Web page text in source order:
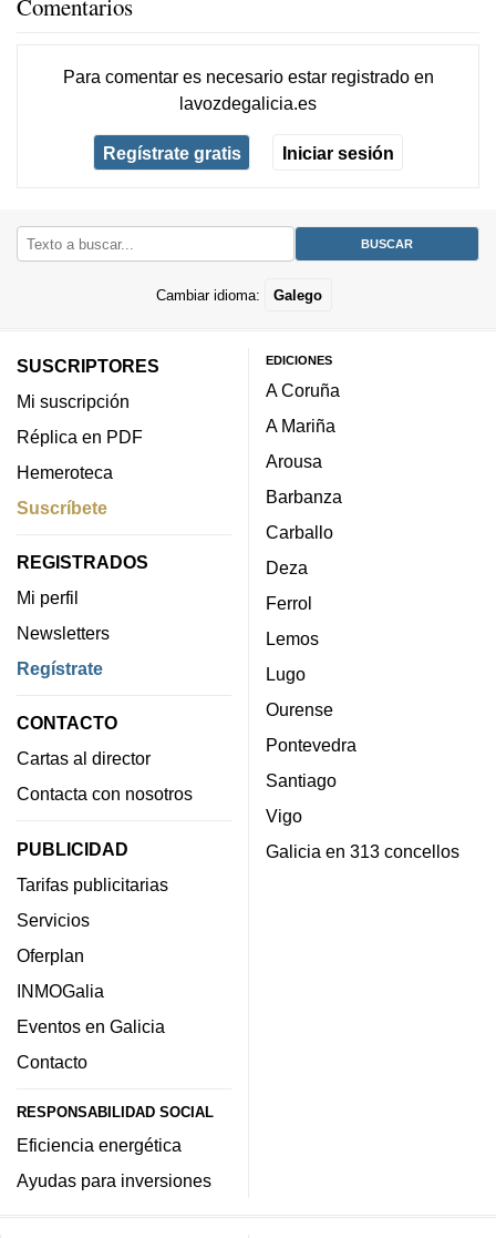
Comentarios
Para comentar es necesario estar registradoen
lavozdegalicia.es
Regístrate gratis Iniciar sesión
Cambiar idioma: Galego
SUSCRIPTORES
Mi suscripción
Réplica en PDF
Hemeroteca
Suscríbete
REGISTRADOS
Mi perfil
Newsletters
Regístrate
CONTACTO
Cartas al director
Contacta con nosotros
PUBLICIDAD
Tarifas publicitarias
Servicios
Oferplan
INMOGalia
Eventos en Galicia
Contacto
RESPONSABILIDAD SOCIAL
Eficiencia energética
Ayudas para inversiones
EDICIONES
A Coruña
A Mariña
Arousa
Barbanza
Carballo
Deza
Ferrol
Lemos
Lugo
Ourense
Pontevedra
Santiago
Vigo
Galicia en 313 concellos